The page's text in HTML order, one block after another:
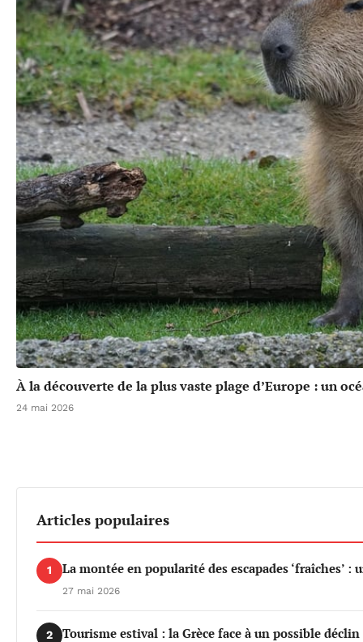
À la découverte de la plus vaste plage d’Europe : un
24 mai 2026
Articles populaires
1 La montée en popularité des escapades ‘fraîches’
27 mai 2026
2 Tourisme estival : la Grèce face à un possible déclin